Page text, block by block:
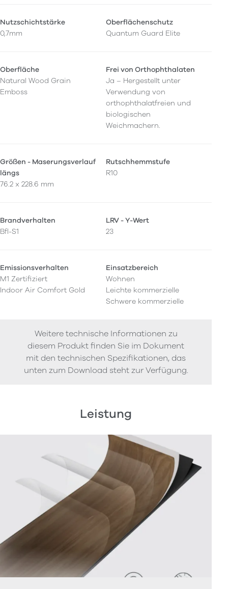
Nutzschichtstärke
0,7mm
Oberflächenschutz
Quantum Guard Elite
Oberfläche
Natural Wood Grain
Emboss
Frei von Orthophthalaten
Ja – Hergestellt unter
Verwendung von
orthophthalatfreien und
biologischen
Weichmachern.
Größen - Maserungsverlauf
längs
76.2 x 228.6 mm
Rutschhemmstufe
R10
Brandverhalten
Bfl-S1
LRV - Y-Wert
23
Emissionsverhalten
M1 Zertifiziert
Indoor Air Comfort Gold
Einsatzbereich
Wohnen
Leichte kommerzielle
Schwere kommerzielle
Weitere technische Informationen zu
diesem Produkt finden Sie im Dokument
mit den technischen Spezifikationen, das
unten zum Download steht zur Verfügung.
Leistung